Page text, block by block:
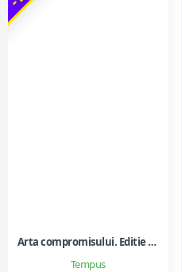
Tempus
Arta compromisului. Editie ne varietur - Ileana Vulpescu